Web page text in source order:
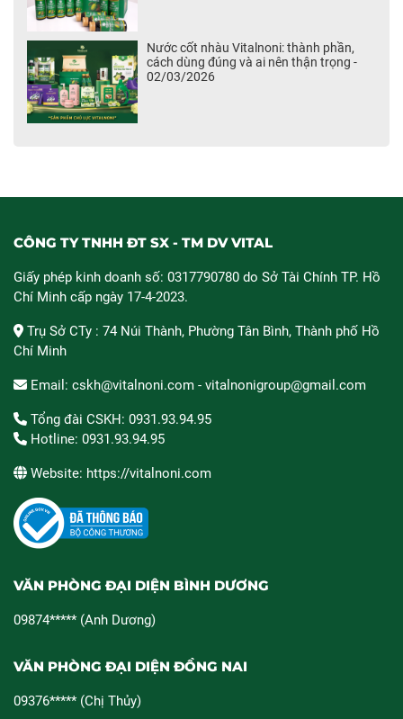
Nước cốt nhàu Vitalnoni: thành phần,
cách dùng đúng và ai nên thận trọng -
02/03/2026
CÔNG TY TNHH ĐT SX - TM DV VITAL
Giấy phép kinh doanh số: 0317790780 do Sở Tài Chính TP. Hồ
Chí Minh cấp ngày 17-4-2023.
Trụ Sở CTy : 74 Núi Thành, Phường Tân Bình, Thành phố Hồ
Chí Minh
Email: cskh@vitalnoni.com - vitalnonigroup@gmail.com
Tổng đài CSKH: 0931.93.94.95
Hotline: 0931.93.94.95
Website: https://vitalnoni.com
VĂN PHÒNG ĐẠI DIỆN BÌNH DƯƠNG
09874***** (Anh Dương)
VĂN PHÒNG ĐẠI DIỆN ĐỒNG NAI
09376***** (Chị Thủy)